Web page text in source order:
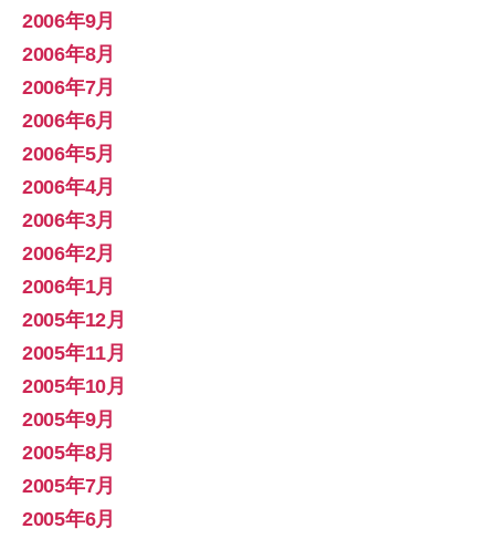
2006年9月
2006年8月
2006年7月
2006年6月
2006年5月
2006年4月
2006年3月
2006年2月
2006年1月
2005年12月
2005年11月
2005年10月
2005年9月
2005年8月
2005年7月
2005年6月